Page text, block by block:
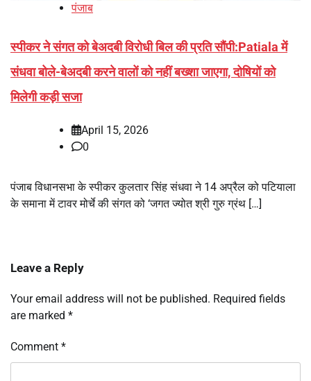
पंजाब
स्पीकर ने संगत को बेअदबी विरोधी बिल की प्रति सौंपी:Patiala में
संधवा बोले-बेअदबी करने वालों को नहीं बख्शा जाएगा, दोषियों को
मिलेगी कड़ी सजा
April 15, 2026
0
पंजाब विधानसभा के स्पीकर कुलतार सिंह संधवा ने 14 अप्रैल को पटियाला
के समाना में टावर मोर्चे की संगत को ‘जगत ज्योत श्री गुरु ग्रंथ […]
Leave a Reply
Your email address will not be published. Required fields
are marked *
Comment *